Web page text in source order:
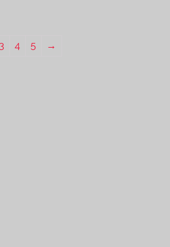
4 5 →